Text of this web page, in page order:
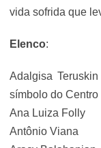
vida sofrida que
Elenco:
Adalgisa
símbolo do Centro
Ana Luiza Folly
Antônio Viana